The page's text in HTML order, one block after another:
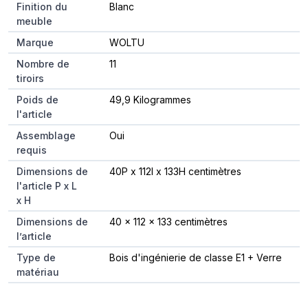
Finition du
meuble
Blanc
Marque
WOLTU
Nombre de
tiroirs
11
Poids de
l'article
49,9 Kilogrammes
Assemblage
requis
Oui
Dimensions de
l'article P x L
x H
40P x 112l x 133H centimètres
Dimensions de
l’article
40 x 112 x 133 centimètres
Type de
matériau
Bois d'ingénierie de classe E1 + Verre